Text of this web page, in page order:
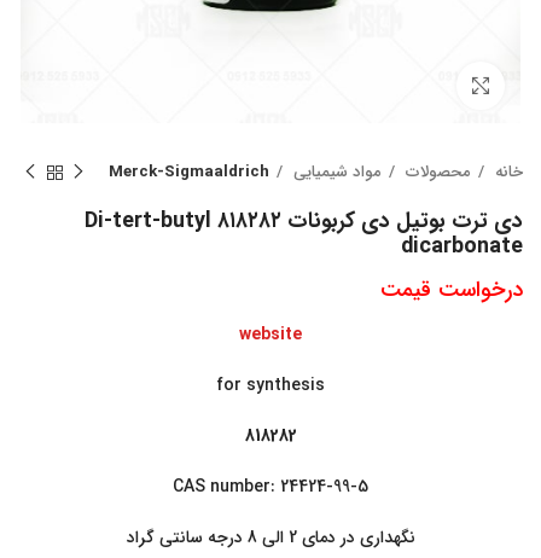
خانه محصولات مواد شیمیایی Merck-Sigmaaldrich
دی ترت بوتیل دی کربونات ۸۱۸۲۸۲ Di-tert-butyl
dicarbonate
درخواست قیمت
website
for synthesis
818282
CAS number: 24424-99-5
نگهداری در دمای 2 الی 8 درجه سانتی گراد